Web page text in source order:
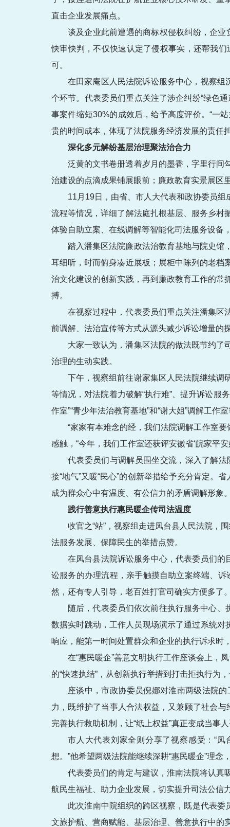
直击企业发展痛点。
谈及企业此前遭遇的商标权侵权纠纷，企
快审快判，不仅快速认定了侵权事实，还帮我
可。
在田家庵区人民法院诉讼服务中心，视察组
个环节。代表委员们重点关注了涉企纠纷“绿色
事案件缩短30%的成效后，给予高度评价。“一
贵的时间成本，体现了法院服务经济发展的责任
深化多元解纷基层治理聚法治合力
泛黄的文书卷册透着岁月的墨香，字里行间
治建设的点滴成果铺展眼前；廉政教育实景展
11月19日，由省、市人大代表和政协委员
流程等情况，详细了解法庭扎根基层、服务乡
体验自助立案、在线调解等智能化司法服务设备
踏入潘集区法院廉政法治教育基地与院史馆
耳细听，时而俯身凑近展板；展柜中陈列的老
治文化建设的创新实践，再到廉政教育工作的
搏。
在视察过程中，代表委员们重点关注潘集区
前调解、法治宣传等方式从源头减少诉讼增量的
大家一致认为，潘集区法院的做法既节约了
治理的生动实践。
下午，视察组前往谢家集区人民法院继续调
等情况，对法院着力破解“执行难”、提升诉讼服
作室”“青少年法治教育基地”和“谢大姐”调解工作
“家家有本难念的经，我们法院调解工作室
感触，“今年，我们工作室还获评安徽省‘皖家平
代表委员们与调解员围坐交流，深入了解
接“地气”又暖“民心”的创新举措给予充分肯定。
成为群众心中有温度、有公信力的矛盾调解形象
践行善意执行惠民暖企传司法温度
收官之“站”，视察组走进凤台县人民法院，
法服务发展、保障民生的举措点赞。
在凤台县法院诉讼服务中心，代表委员们的
讼服务的办理流程，亲手触摸自助立案终端、
然，还有专人引导，老百姓打官司确实方便多了
随后，代表委员们依次前往执行服务中心
数据实时跳动，工作人员现场演示了通过系统
响应，能第一时间处置群众和企业的执行诉求时
在“惠民暖企”善意文明执行工作座谈会上，
的“快速执结”，从创新执行举措到打击拒执行为
座谈中，市政协委员倪娜对淮南两级法院
力，既维护了当事人合法权益，又兼顾了社会
完善执行救助机制，让“纸上权益”真正变成当事
市人大代表刘家全则分享了视察感受：“
想。”他希望两级法院能继续深耕“惠民暖企”理
代表委员们的肯定与建议，淮南法院将认真
航民生福祉、助力企业发展，切实提升司法公信
此次淮南中院组织的跨区视察，既是代表
文旅护航、营商赋能、基层治理、善意执行中